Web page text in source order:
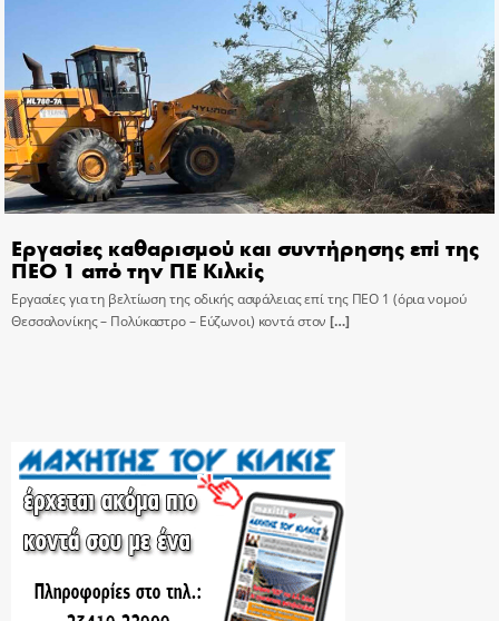
Εργασίες καθαρισμού και συντήρησης επί της
ΠΕΟ 1 από την ΠΕ Κιλκίς
Εργασίες για τη βελτίωση της οδικής ασφάλειας επί της ΠΕΟ 1 (όρια νομού
Θεσσαλονίκης – Πολύκαστρο – Εύζωνοι) κοντά στον […]